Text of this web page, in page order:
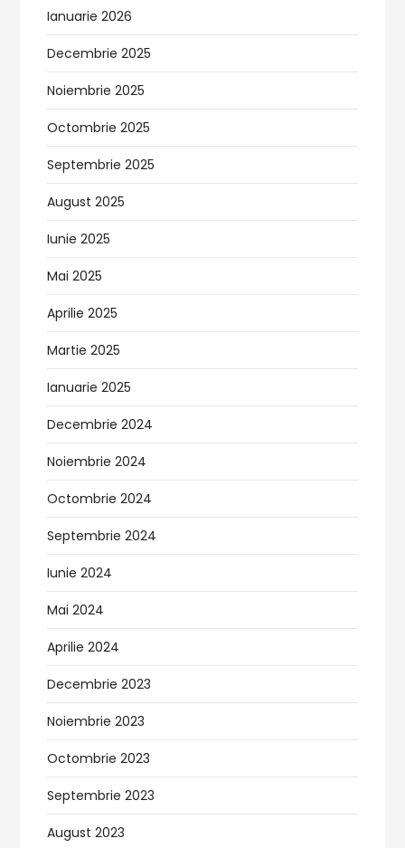
Ianuarie 2026
Decembrie 2025
Noiembrie 2025
Octombrie 2025
Septembrie 2025
August 2025
Iunie 2025
Mai 2025
Aprilie 2025
Martie 2025
Ianuarie 2025
Decembrie 2024
Noiembrie 2024
Octombrie 2024
Septembrie 2024
Iunie 2024
Mai 2024
Aprilie 2024
Decembrie 2023
Noiembrie 2023
Octombrie 2023
Septembrie 2023
August 2023